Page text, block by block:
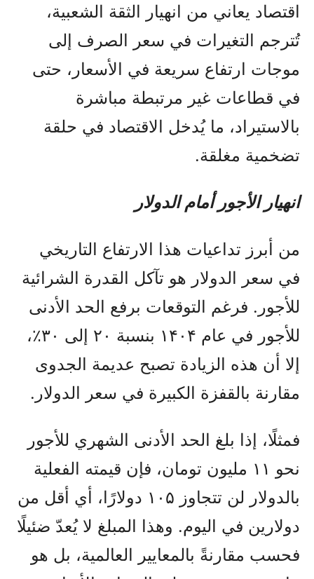
اقتصاد يعاني من انهيار الثقة الشعبية،
تُترجم التغيرات في سعر الصرف إلى
موجات ارتفاع سريعة في الأسعار، حتى
في قطاعات غير مرتبطة مباشرة
بالاستيراد، ما يُدخل الاقتصاد في حلقة
تضخمية مغلقة.
انهيار الأجور أمام الدولار
من أبرز تداعيات هذا الارتفاع التاريخي
في سعر الدولار هو تآكل القدرة الشرائية
للأجور. فرغم التوقعات برفع الحد الأدنى
للأجور في عام ۱۴۰۴ بنسبة ۲۰ إلى ۳۰٪،
إلا أن هذه الزيادة تصبح عديمة الجدوى
مقارنة بالقفزة الكبيرة في سعر الدولار.
فمثلًا، إذا بلغ الحد الأدنى الشهري للأجور
نحو ۱۱ مليون تومان، فإن قيمته الفعلية
بالدولار لن تتجاوز ۱۰۵ دولارًا، أي أقل من
دولارين في اليوم. وهذا المبلغ لا يُعدّ ضئيلًا
فحسب مقارنةً بالمعايير العالمية، بل هو